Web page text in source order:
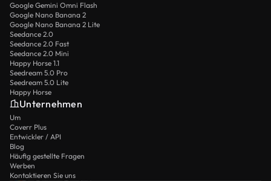
Google Gemini Omni Flash
Google Nano Banana 2
Google Nano Banana 2 Lite
Seedance 2.0
Seedance 2.0 Fast
Seedance 2.0 Mini
Happy Horse 1.1
Seedream 5.0 Pro
Seedream 5.0 Lite
Happy Horse
Unternehmen
Um
Coverr Plus
Entwickler / API
Blog
Häufig gestellte Fragen
Werben
Kontaktieren Sie uns